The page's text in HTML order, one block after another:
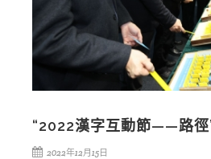
“2022漢字互動節——路徑
2022年12月15日